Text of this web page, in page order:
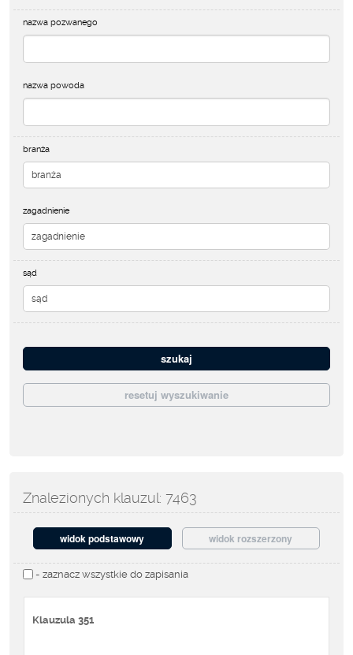
nazwa pozwanego
nazwa powoda
branża
zagadnienie
sąd
Znalezionych klauzul: 7463
widok podstawowy widok rozszerzony
- zaznacz wszystkie do zapisania
Klauzula 351